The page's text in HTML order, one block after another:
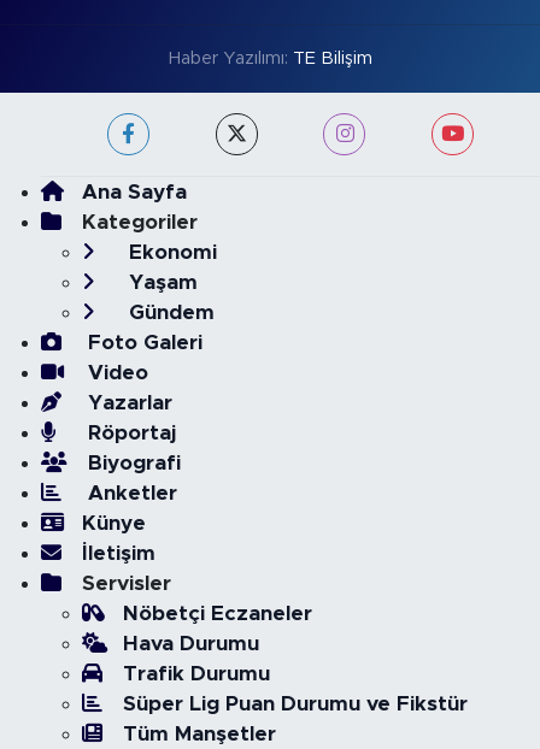
Haber Yazılımı: TE Bilişim
Ana Sayfa
Kategoriler
Ekonomi
Yaşam
Gündem
Foto Galeri
Video
Yazarlar
Röportaj
Biyografi
Anketler
Künye
İletişim
Servisler
Nöbetçi Eczaneler
Hava Durumu
Trafik Durumu
Süper Lig Puan Durumu ve Fikstür
Tüm Manşetler